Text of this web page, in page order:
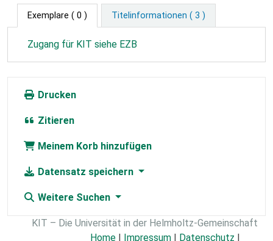
Exemplare ( 0 ) Titelinformationen ( 3 )
Zugang für KIT siehe EZB
Drucken
Zitieren
Meinem Korb hinzufügen
Datensatz speichern
Weitere Suchen
KIT – Die Universität in der Helmholtz-Gemeinschaft
Home
Impressum Datenschutz